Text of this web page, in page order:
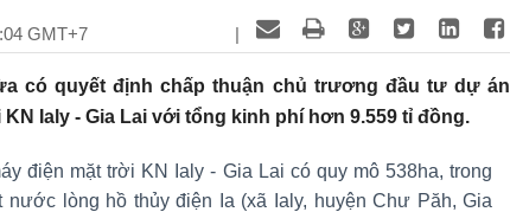
GMT+7 |
có quyết định chấp thuận chủ trương đầu tư dự án
KN Ialy - Gia Lai với tổng kinh phí hơn 9.559 tỉ đồng.
điện mặt trời KN Ialy - Gia Lai có quy mô 538ha, trong
nước lòng hồ thủy điện Ia (xã Ialy, huyện Chư Păh, Gia